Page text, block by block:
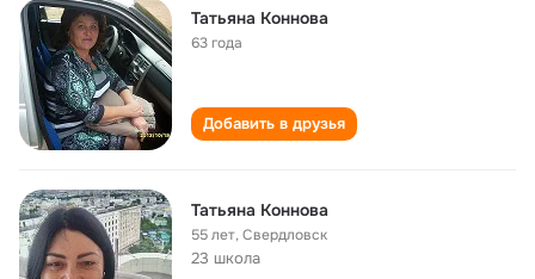
Татьяна Коннова
63 года
Добавить в друзья
Татьяна Коннова
55 лет,Свердловск
23 школа